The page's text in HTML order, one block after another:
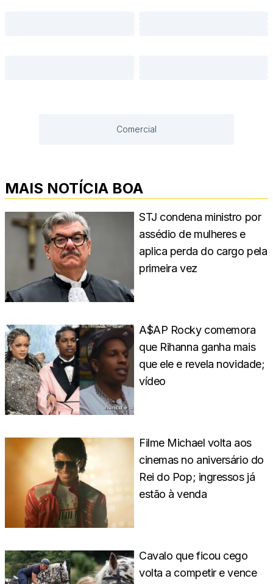
Comercial
MAIS NOTÍCIA BOA
STJ condena ministro por
assédio de mulheres e
aplica perda do cargo pela
primeira vez
A$AP Rocky comemora
que Rihanna ganha mais
que ele e revela novidade;
vídeo
Filme Michael volta aos
cinemas no aniversário do
Rei do Pop; ingressos já
estão à venda
Cavalo que ficou cego
volta a competir e vence